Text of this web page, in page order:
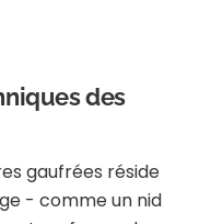
des
gaufrées réside
- comme un nid